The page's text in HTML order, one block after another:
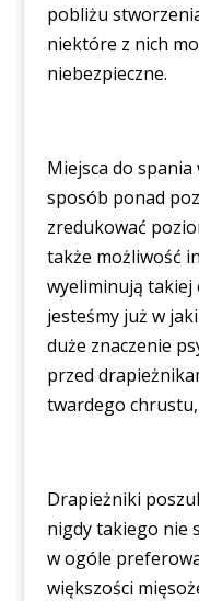
pobliżu
niektóre z nich
niebezpieczne.
Miejsca do
sposób ponad
zredukować
także możliwość
wyeliminują takiej
jesteśmy już w
duże znaczenie
przed
twardego
Drapieżniki
nigdy takiego nie
w ogóle
większości